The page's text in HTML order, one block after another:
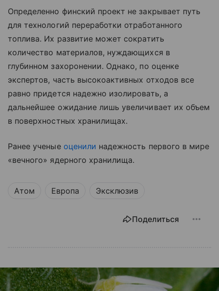
Определенно финский проект не закрывает путь
для технологий переработки отработанного
топлива. Их развитие может сократить
количество материалов, нуждающихся в
глубинном захоронении. Однако, по оценке
экспертов, часть высокоактивных отходов все
равно придется надежно изолировать, а
дальнейшее ожидание лишь увеличивает их объем
в поверхностных хранилищах.
Ранее ученые оценили надежность первого в мире
«вечного» ядерного хранилища.
Атом Европа Эксклюзив
Поделиться